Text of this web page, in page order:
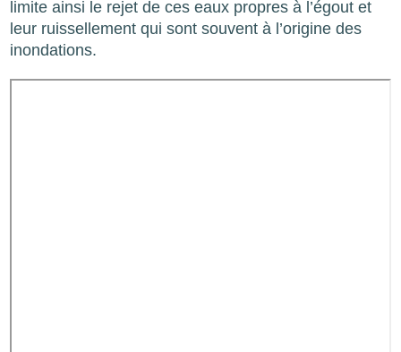
limite ainsi le rejet de ces eaux propres à l’égout et
leur ruissellement qui sont souvent à l’origine des
inondations.